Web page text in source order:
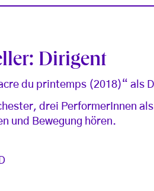
Dirigent
du printemps (2018)“ als
drei PerformerInnen
und Bewegung hören.